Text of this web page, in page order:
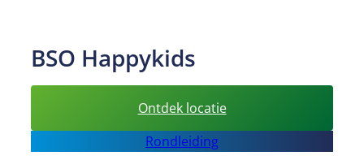
BSO Happykids
Ontdek locatie:
BSO
Happykids
Rondleiding